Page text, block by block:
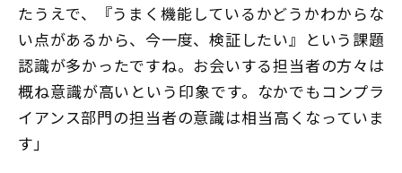
たうえで、『うまく機能しているかどうかわからな
い点があるから、今一度、検証したい』という課題
認識が多かったですね。お会いする担当者の方々は
概ね意識が高いという印象です。なかでもコンプラ
イアンス部門の担当者の意識は相当高くなっていま
す」